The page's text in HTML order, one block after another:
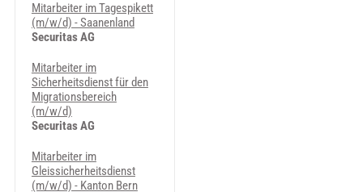
Mitarbeiter im Tagespikett
(m/w/d) - Saanenland
Securitas AG
Mitarbeiter im
Sicherheitsdienst für den
Migrationsbereich
(m/w/d)
Securitas AG
Mitarbeiter im
Gleissicherheitsdienst
(m/w/d) - Kanton Bern